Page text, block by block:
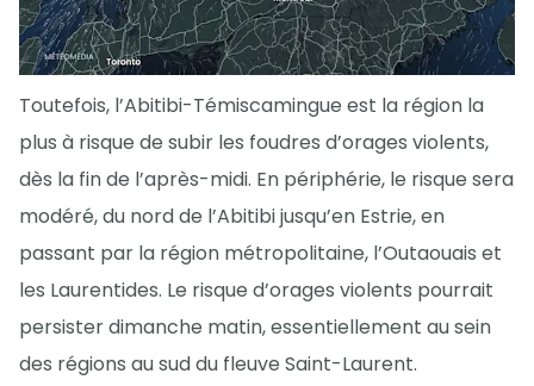
Toutefois, l’Abitibi-Témiscamingue est la région la
plus à risque de subir les foudres d’orages violents,
dès la fin de l’après-midi. En périphérie, le risque sera
modéré, du nord de l’Abitibi jusqu’en Estrie, en
passant par la région métropolitaine, l’Outaouais et
les Laurentides. Le risque d’orages violents pourrait
persister dimanche matin, essentiellement au sein
des régions au sud du fleuve Saint-Laurent.